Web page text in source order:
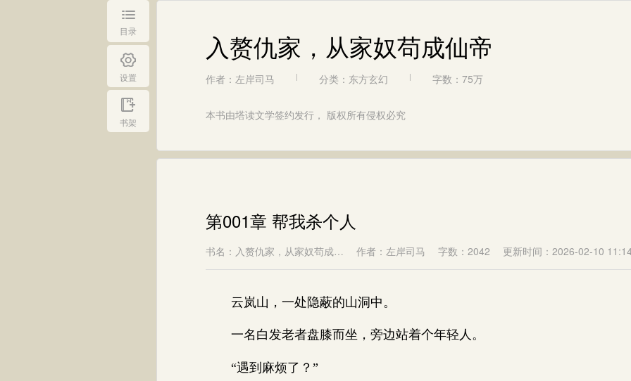
目录
设置
书架
入赘仇家，从家奴苟成仙帝
作者：左岸司马 | 分类：东方玄幻 | 字数：75万
本书由塔读文学签约发行， 版权所有侵权必究
第001章 帮我杀个人
书名：入赘仇家，从家奴苟成… 作者：左岸司马 字数：2042 更新时间：2026-02-10
云岚山，一处隐蔽的山洞中。
一名白发老者盘膝而坐，旁边站着个年轻人。
“遇到麻烦了？”